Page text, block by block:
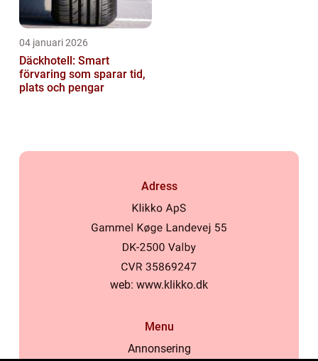
04 januari 2026
Däckhotell: Smart
förvaring som sparar tid,
plats och pengar
Adress
web: www.klikko.dk
Menu
Annonsering